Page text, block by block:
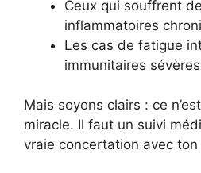
Ceux qui souffrent
inflammatoires
Les cas de fatigue
immunitaires
Mais soyons clairs : ce
miracle. Il faut un suivi
vraie concertation avec ton